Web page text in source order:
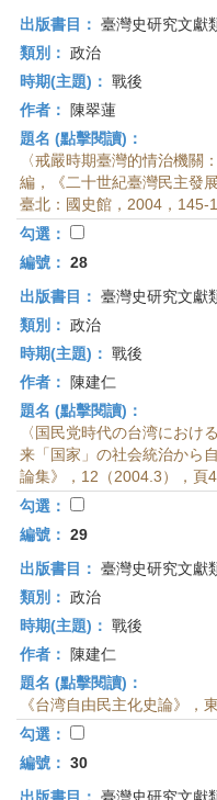
出版書目： 臺灣史研究文獻
類別： 政治
時期(主題)： 戰後
作者：
陳翠蓮
題名 (點擊閱讀)：
〈戒嚴時期臺灣的情治機關
編，《二十世紀臺灣民主發
臺北：國史館，2004，145-
勾選：
編號： 28
出版書目： 臺灣史研究文獻
類別： 政治
時期(主題)： 戰後
作者：
陳建仁
題名 (點擊閱讀)：
〈国民党時代の台湾におけ
来「国家」の社会統治から
論集》，12（2004.3），頁
勾選：
編號： 29
出版書目： 臺灣史研究文獻
類別： 政治
時期(主題)： 戰後
作者：
陳建仁
題名 (點擊閱讀)：
《台湾自由民主化史論》，
勾選：
編號： 30